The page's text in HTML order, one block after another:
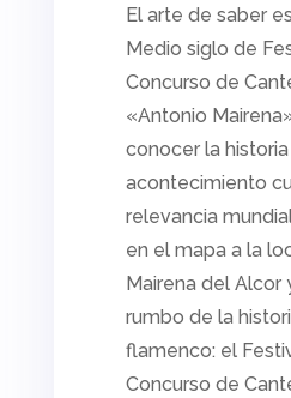
El arte de saber
Medio siglo de
Concurso de
«Antonio
conocer la
acontecimiento
relevancia
en el mapa a la
Mairena del Alcor
rumbo de la
flamenco: el
Concurso de